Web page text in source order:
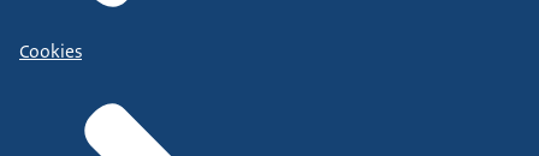
Cookies